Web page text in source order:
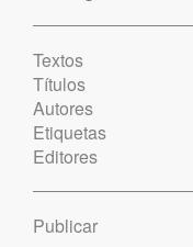
Textos
Títulos
Autores
Etiquetas
Editores
Publicar